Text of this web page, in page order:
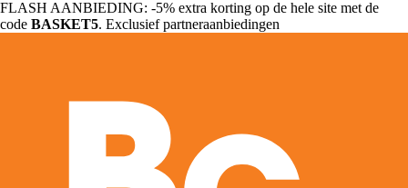
FLASH AANBIEDING: -5% extra korting op de hele site met de
code BASKET5. Exclusief partneraanbiedingen